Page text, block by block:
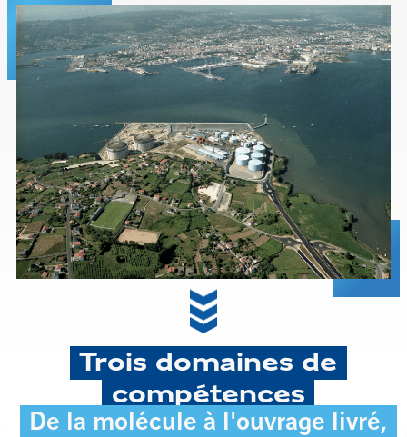
Trois domaines de
compétences
De la molécule à l'ouvrage livré,